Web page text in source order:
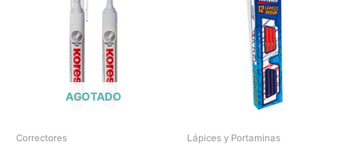
AGOTADO
Correctores Lápices y Portaminas